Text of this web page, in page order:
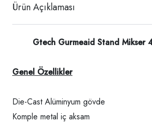
Ürün Açıklaması
Gtech Gurmeaid Stand Mikser
Genel Özellikler
Die-Cast Alüminyum gövde
Komple metal iç aksam